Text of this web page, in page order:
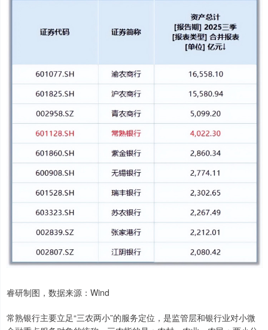
睿研制图，数据来源：Wind
常熟银行主要立足“三农两小”的服务定位，是监管层和银行业对小微